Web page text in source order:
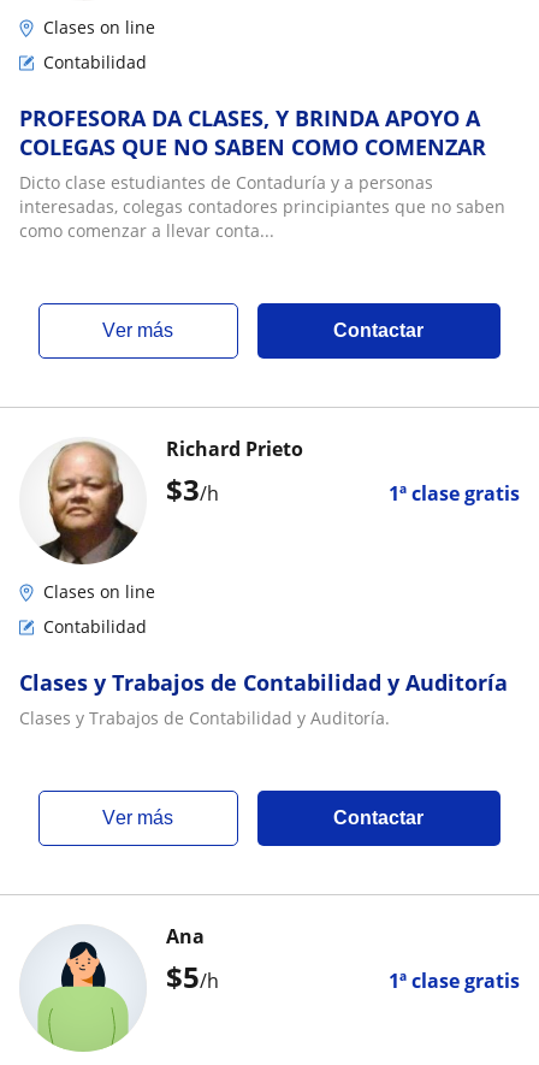
Clases on line
Contabilidad
PROFESORA DA CLASES, Y BRINDA APOYO A
COLEGAS QUE NO SABEN COMO COMENZAR
Dicto clase estudiantes de Contaduría y a personas
interesadas, colegas contadores principiantes que no saben
como comenzar a llevar conta...
ver más Contactar
$3/h 1ª clase gratis
Richard Prieto
Clases on line
Contabilidad
Clases y Trabajos de Contabilidad y Auditoría
Clases y Trabajos de Contabilidad y Auditoría.
ver más Contactar
$5/h 1ª clase gratis
Ana